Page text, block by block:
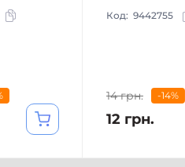
Код: 9442755
14 грн. -14%
12 грн.